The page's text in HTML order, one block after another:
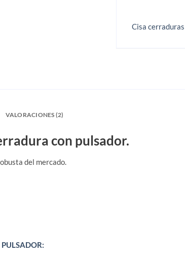
Cisa cerraduras
VALORACIONES (2)
con pulsador.
del mercado.